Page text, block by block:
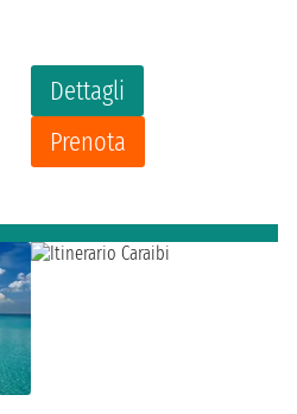
Dettagli
Prenota